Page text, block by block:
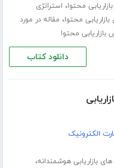
محتوا، استراتژی
بازاریابی محتوا، مقاله در مورد
بازاریابی محتوا
دانلود کتاب
الکترونیک
بازاریابی هوشمندانه،